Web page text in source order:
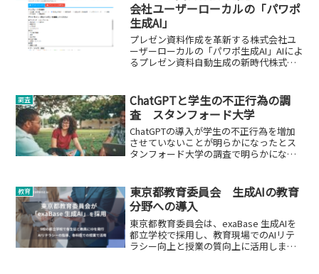
会社ユーザーローカルの「パワポ
生成AI」
プレゼン資料作成を革新する株式会社ユ
ーザーローカルの「パワポ生成AI」AIによ
るプレゼン資料自動生成の新時代株式会
スツール「パワポ生成AI」を無償で提供
開始しました...
調査
ChatGPTと学生の不正行為の調
査 スタンフォード大学
ChatGPTの導入が学生の不正行為を増加
させていないことが明らかになったとス
タンフォード大学の調査で明らかになり
教育
東京都教育委員会 生成AIの教育
分野への導入
東京都教育委員会は、exaBase 生成AIを
都立学校で採用し、教育現場でのAIリテ
ラシー向上と授業の質向上に活用しま